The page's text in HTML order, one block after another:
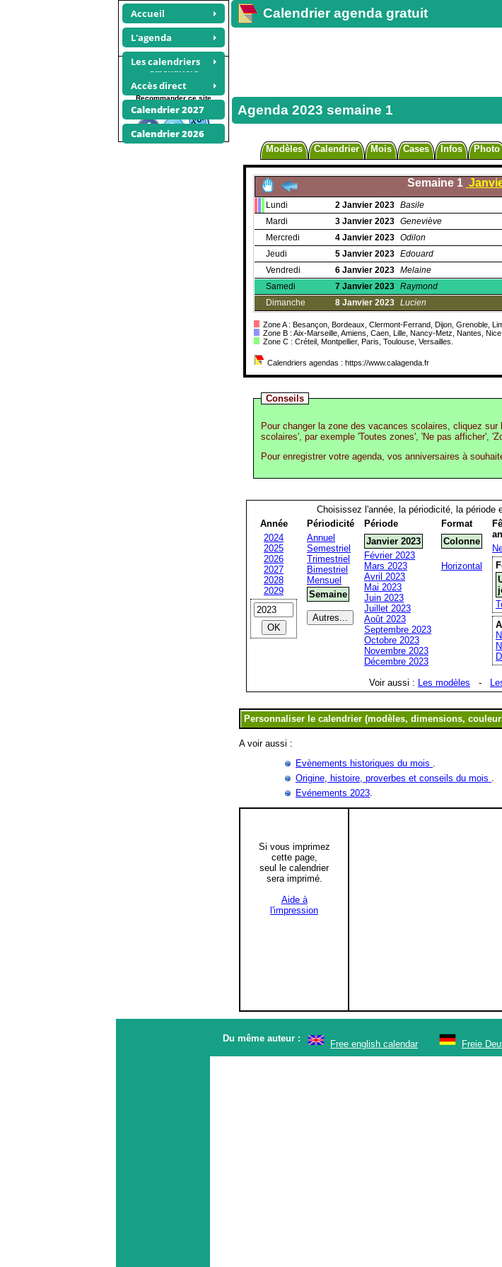
Accueil
L'agenda
Les calendriers
Accès direct
Calendrier 2027
Calendrier 2026
Calendrier agenda gratuit
Agenda 2023 semaine 1
Modèles Calendrier Mois Cases Infos Photo
Semaine 1
Lundi 2 Janvier 2023 Basile
Mardi
3 Janvier 2023 Geneviève
Mercredi
4 Janvier 2023 Odilon
Jeudi
5 Janvier 2023 Edouard
Vendredi
6 Janvier 2023 Melaine
Samedi
7 Janvier 2023 Raymond
Dimanche
8 Janvier 2023 Lucien
Zone A : Besançon, Bordeaux, Clermont-Ferrand, Dijon, Grenoble,
Zone B : Aix-Marseille, Amiens, Caen, Lille, Nancy-Metz, Nantes,
Zone C : Créteil, Montpellier, Paris, Toulouse, Versailles.
Calendriers agendas : https://www.calagenda.fr
Conseils
Pour changer la zone des vacances scolaires, cliquez
scolaires', par exemple 'Toutes zones', 'Ne pas afficher',
Pour enregistrer votre agenda, vos anniversaires à
Choisissez l'année, la périodicité, la période
Année
2024
2025
2026
2027
2028
2029
Périodicité
Annuel
Semestriel
Trimestriel
Bimestriel
Mensuel
Semaine
Période
Janvier 2023
Février 2023
Mars 2023
Avril 2023
Mai 2023
Juin 2023
Juillet 2023
Août 2023
Septembre 2023
Octobre 2023
Novembre 2023
Décembre 2023
Format
Colonne
Horizontal
Voir aussi : Les modèles -
A voir aussi :
Evènements historiques du mois .
Origine, histoire, proverbes et conseils du mois .
Evénements 2023.
Si vous imprimez
cette page,
seul le calendrier
sera imprimé.
Aide à
l'impression
Calendriers
photos
Recommander ce site
Du même auteur :
Free english calendar Freie